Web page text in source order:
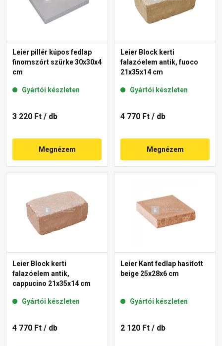
Leier pillér kúpos fedlap
finomszórt szürke 30x30x4
cm
Gyártói készleten
3 220 Ft / db
Megnézem
Leier Block kerti
falazóelem antik, fuoco
21x35x14 cm
Gyártói készleten
4 770 Ft / db
Megnézem
Leier Block kerti
falazóelem antik,
cappucino 21x35x14 cm
Gyártói készleten
4 770 Ft / db
Leier Kant fedlap hasított
beige 25x28x6 cm
Gyártói készleten
2 120 Ft / db